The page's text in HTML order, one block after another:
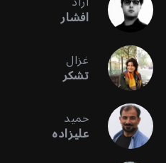
افشار
غزال
تشکر
حمید
علیزاده